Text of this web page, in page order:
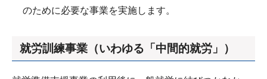
のために必要な事業を実施します。
就労訓練事業（いわゆる「中間的就労」）